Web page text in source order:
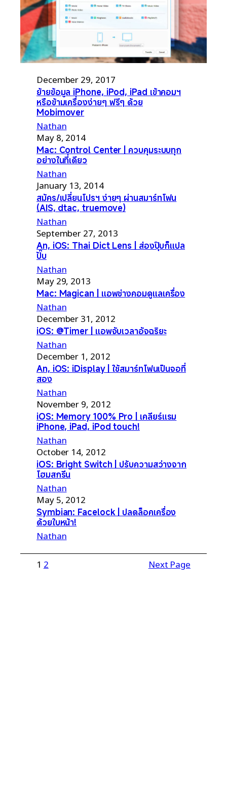
December 29, 2017
ย้ายข้อมูล iPhone, iPod, iPad เข้าคอมฯ
หรือข้ามเครื่องง่ายๆ ฟรีๆ ด้วย
Mobimover
Nathan
May 8, 2014
Mac: Control Center | ควบคุมระบบทุก
อย่างในที่เดียว
Nathan
January 13, 2014
สมัคร/เปลี่ยนโปรฯ ง่ายๆ ผ่านสมาร์ทโฟน
(AIS, dtac, truemove)
Nathan
September 27, 2013
An, iOS: Thai Dict Lens | ส่องปุ๊บก็แปล
ปั๊บ
Nathan
May 29, 2013
Mac: Magican | แอพช่างคอมดูแลเครื่อง
Nathan
December 31, 2012
iOS: @Timer | แอพจับเวลาอัจฉริยะ
Nathan
December 1, 2012
An, iOS: iDisplay | ใช้สมาร์ทโฟนเป็นจอที่
สอง
Nathan
November 9, 2012
iOS: Memory 100% Pro | เคลียร์แรม
iPhone, iPad, iPod touch!
Nathan
October 14, 2012
iOS: Bright Switch | ปรับความสว่างจาก
โฮมสกรีน
Nathan
May 5, 2012
Symbian: Facelock | ปลดล็อคเครื่อง
ด้วยใบหน้า!
Nathan
1 2 Next Page